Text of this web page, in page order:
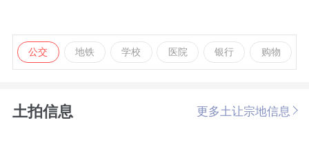
公交 地铁 学校 医院 银行 购物
土拍信息 更多土让宗地信息